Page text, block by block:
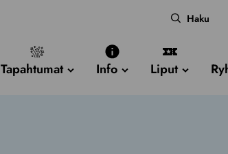
Haku
Tapahtumat Info Liput